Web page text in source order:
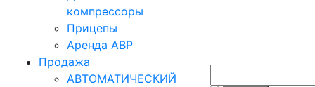
компрессоры
Прицепы
Аренда АВР
Продажа
АВТОМАТИЧЕСКИЙ